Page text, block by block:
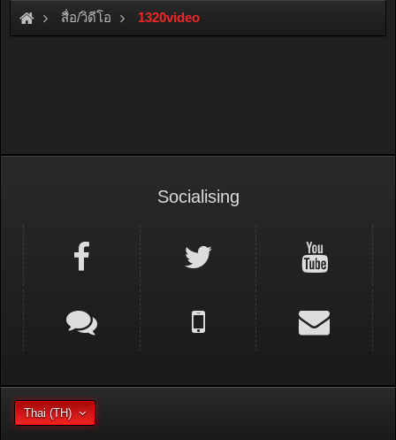
สื่อ/วิดีโอ 1320video
Socialising
Thai (TH)